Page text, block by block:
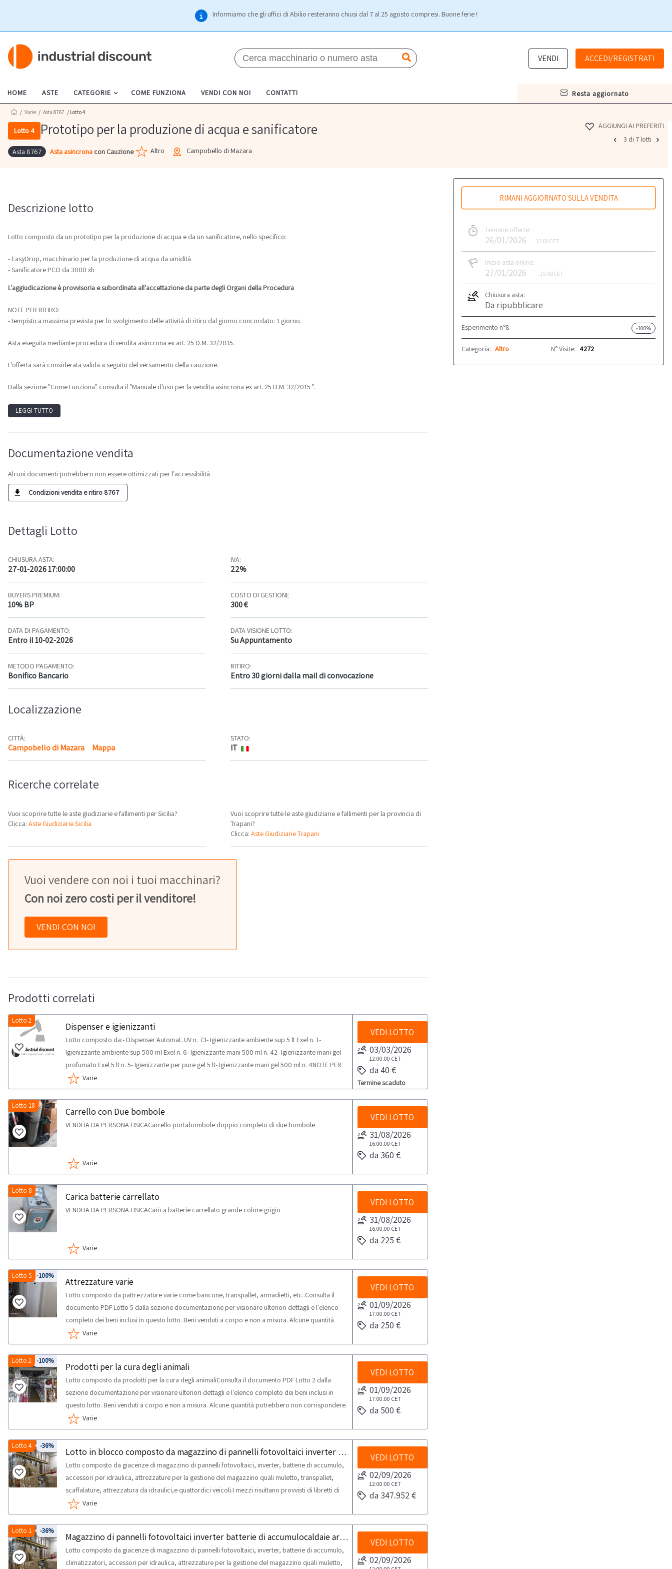
Informiamo che gli uffici di Abilio resteranno chiusi dal 7 al 25 agosto compresi. Buone ferie !
VENDI ACCEDI/REGISTRATI
HOME ASTE CATEGORIE COME FUNZIONA VENDI CON NOI CONTATTI resta aggiornato
/ Varie / Asta 8767 / Lotto 4
Lotto 4 Prototipo per la produzione di acqua e sanificatore
Asta 8767 Asta asincrona con Cauzione Altro Campobello di Mazara
AGGIUNGI AI PREFERITI
3 di 7 lotti
RIMANI AGGIORNATO SULLA VENDITA
Termine offerte:
26/01/2026 12:00CET
Inizio asta online:
27/01/2026 15:00CET
Chiusura asta:
Da ripubblicare
Esperimento n°8 -100%
Categoria: Altro N° Visite: 4272
Descrizione lotto
Lotto composto da un prototipo per la produzione di acqua e da un sanificatore, nello specifico:
- EasyDrop, macchinario per la produzione di acqua da umidità
- Sanificatore PCO da 3000 xh
L'aggiudicazione è provvisoria e subordinata all'accettazione da parte degli Organi della Procedura
NOTE PER RITIRO:
- tempistica massima prevista per lo svolgimento delle attività di ritiro dal giorno concordato: 1 giorno.
Asta eseguita mediante procedura di vendita asincrona ex art. 25 D.M. 32/2015.
L'offerta sarà considerata valida a seguito del versamento della cauzione.
Dalla sezione "Come Funziona" consulta il "Manuale d'uso per la vendita asincrona ex art. 25 D.M. 32/2015 ".
LEGGI TUTTO
Documentazione vendita
Alcuni documenti potrebbero non essere ottimizzati per l'accessibilità
Condizioni vendita e ritiro 8767
Dettagli Lotto
CHIUSURA ASTA:
27-01-2026 17:00:00
IVA:
22%
BUYERS PREMIUM:
10% BP
COSTO DI GESTIONE
300 €
DATA DI PAGAMENTO:
Entro il 10-02-2026
DATA VISIONE LOTTO:
Su Appuntamento
METODO PAGAMENTO:
Bonifico Bancario
RITIRO:
Entro 30 giorni dalla mail di convocazione
Localizzazione
CITTÀ:
Campobello di Mazara Mappa
STATO:
IT
Ricerche correlate
Vuoi scoprire tutte le aste giudiziarie e fallimenti per Sicilia?
Clicca: Aste Giudiziarie Sicilia
Vuoi scoprire tutte le aste giudiziarie e fallimenti per la provincia di
Trapani?
Clicca:Aste Giudiziarie Trapani
Vuoi vendere con noi i tuoi macchinari?
Con noi zero costi per il venditore!
VENDI CON NOI
Prodotti correlati
Lotto 2
Dispenser e igienizzanti
Lotto composto da:- Dispenser Automat. UV n. 73- Igienizzante ambiente sup 5 lt Exel n. 1-
Igienizzante ambiente sup 500 ml Exel n. 6- Igienizzante mani 500 ml n. 42- Igienizzante mani gel
profumato Exel 5 lt n. 5- Igienizzante per pure gel 5 lt- Igienizzante mani gel 500 ml n. 4NOTE PER
RITIRO:- tempistica massima prevista per lo svolgimento delle attività di ritiro dal giorno
concordato: 1 giorno
Varie
VEDI LOTTO
03/03/2026
12:00:00 CET
da 40 €
Termine scaduto
Lotto 18
Carrello con Due bombole
VENDITA DA PERSONA FISICACarrello portabombole doppio completo di due bombole
Varie
VEDI LOTTO
31/08/2026
16:00:00 CET
da 360 €
Lotto 8
Carica batterie carrellato
VENDITA DA PERSONA FISICACarica batterie carrellato grande colore grigio
Varie
VEDI LOTTO
31/08/2026
16:00:00 CET
da 225 €
-100%
Lotto 5
Attrezzature varie
Lotto composto da pattrezzature varie come bancone, transpallet, armadietti, etc..Consulta il
documento PDF Lotto 5 dalla sezione documentazione per visionare ulteriori dettagli e l'elenco
completo dei beni inclusi in questo lotto. Beni venduti a corpo e non a misura. Alcune quantità
potrebbero non corrispondere. Si consiglia un’ispezione sul posto. NOTE PER RITIRO: - tempistica
massima prevista per lo svolgimento delle attività di ritiro dal giorno concordato: 1 giorno
Varie
VEDI LOTTO
01/09/2026
17:00:00 CET
da 250 €
-100%
Lotto 2
Prodotti per la cura degli animali
Lotto composto da prodotti per la cura degli animaliConsulta il documento PDF Lotto 2 dalla
sezione documentazione per visionare ulteriori dettagli e l'elenco completo dei beni inclusi in
questo lotto. Beni venduti a corpo e non a misura. Alcune quantità potrebbero non corrispondere.
Si consiglia un’ispezione sul posto. NOTE VENDITA: - Si precisa che il lotto potrebbe contenere
materiali di consumo e prodotti soggetti a scadenza. Sarà onere dell’aggiudicatario verificare lo
stato di conservazione e procedere ad eventuale smaltimento di tali beni con costi a carico del
medesimo, con esonero di Abilio SpA e della Procedura da qualsiasi responsabilità. NOTE PER
RITIRO: - tempistica massima prevista per lo svolgimento delle attività di ritiro dal giorno
concordato: 1 giorno
Varie
VEDI LOTTO
01/09/2026
17:00:00 CET
da 500 €
-36%
Lotto 4
Lotto in blocco composto da magazzino di pannelli fotovoltaici inverter batterie di accumulo caldaie arredi attrezzature per il magazzino e veicoli
Lotto composto da giacenze di magazzino di pannelli fotovoltaici, inverter, batterie di accumulo,
accessori per idraulica, attrezzature per la gestione del magazzino quali muletto, transpallet,
scaffalature, attrezzatura da idraulici,e quattordici veicoli.I mezzi risultano provvisti di libretti di
circolazione e chiavi, ma sprovvisti di certificato di proprietà.Dalla sezione documentazione
scarica i documenti del mezzo.Consulta il documento PDF Lotto 4 dalla sezione documentazione
per visionare l'elenco completo dei beni inclusi in questo lotto.Beni venduti a corpo e non a
misura. Alcune quantità potrebbero non corrispondere. Si consiglia un’ispezione sul posto.NOTE
VENDITA:- I beni si trovano al piano terra, al piano primo ed al piano interrato. -Si precisa che
l’accesso al piano interrato è consentito esclusivamente a mezzi di piccole dimensioni, come i
Varie
VEDI LOTTO
02/09/2026
12:00:00 CET
da 347.952 €
-36%
Lotto 1
Magazzino di pannelli fotovoltaici inverter batterie di accumulocaldaie arredi attrezzature per il magazzino e veicoli
Lotto composto da giacenze di magazzino di pannelli fotovoltaici, inverter, batterie di accumulo,
climatizzatori, accessori per idraulica, attrezzature per la gestione del magazzino quali muletto,
VEDI LOTTO
02/09/2026